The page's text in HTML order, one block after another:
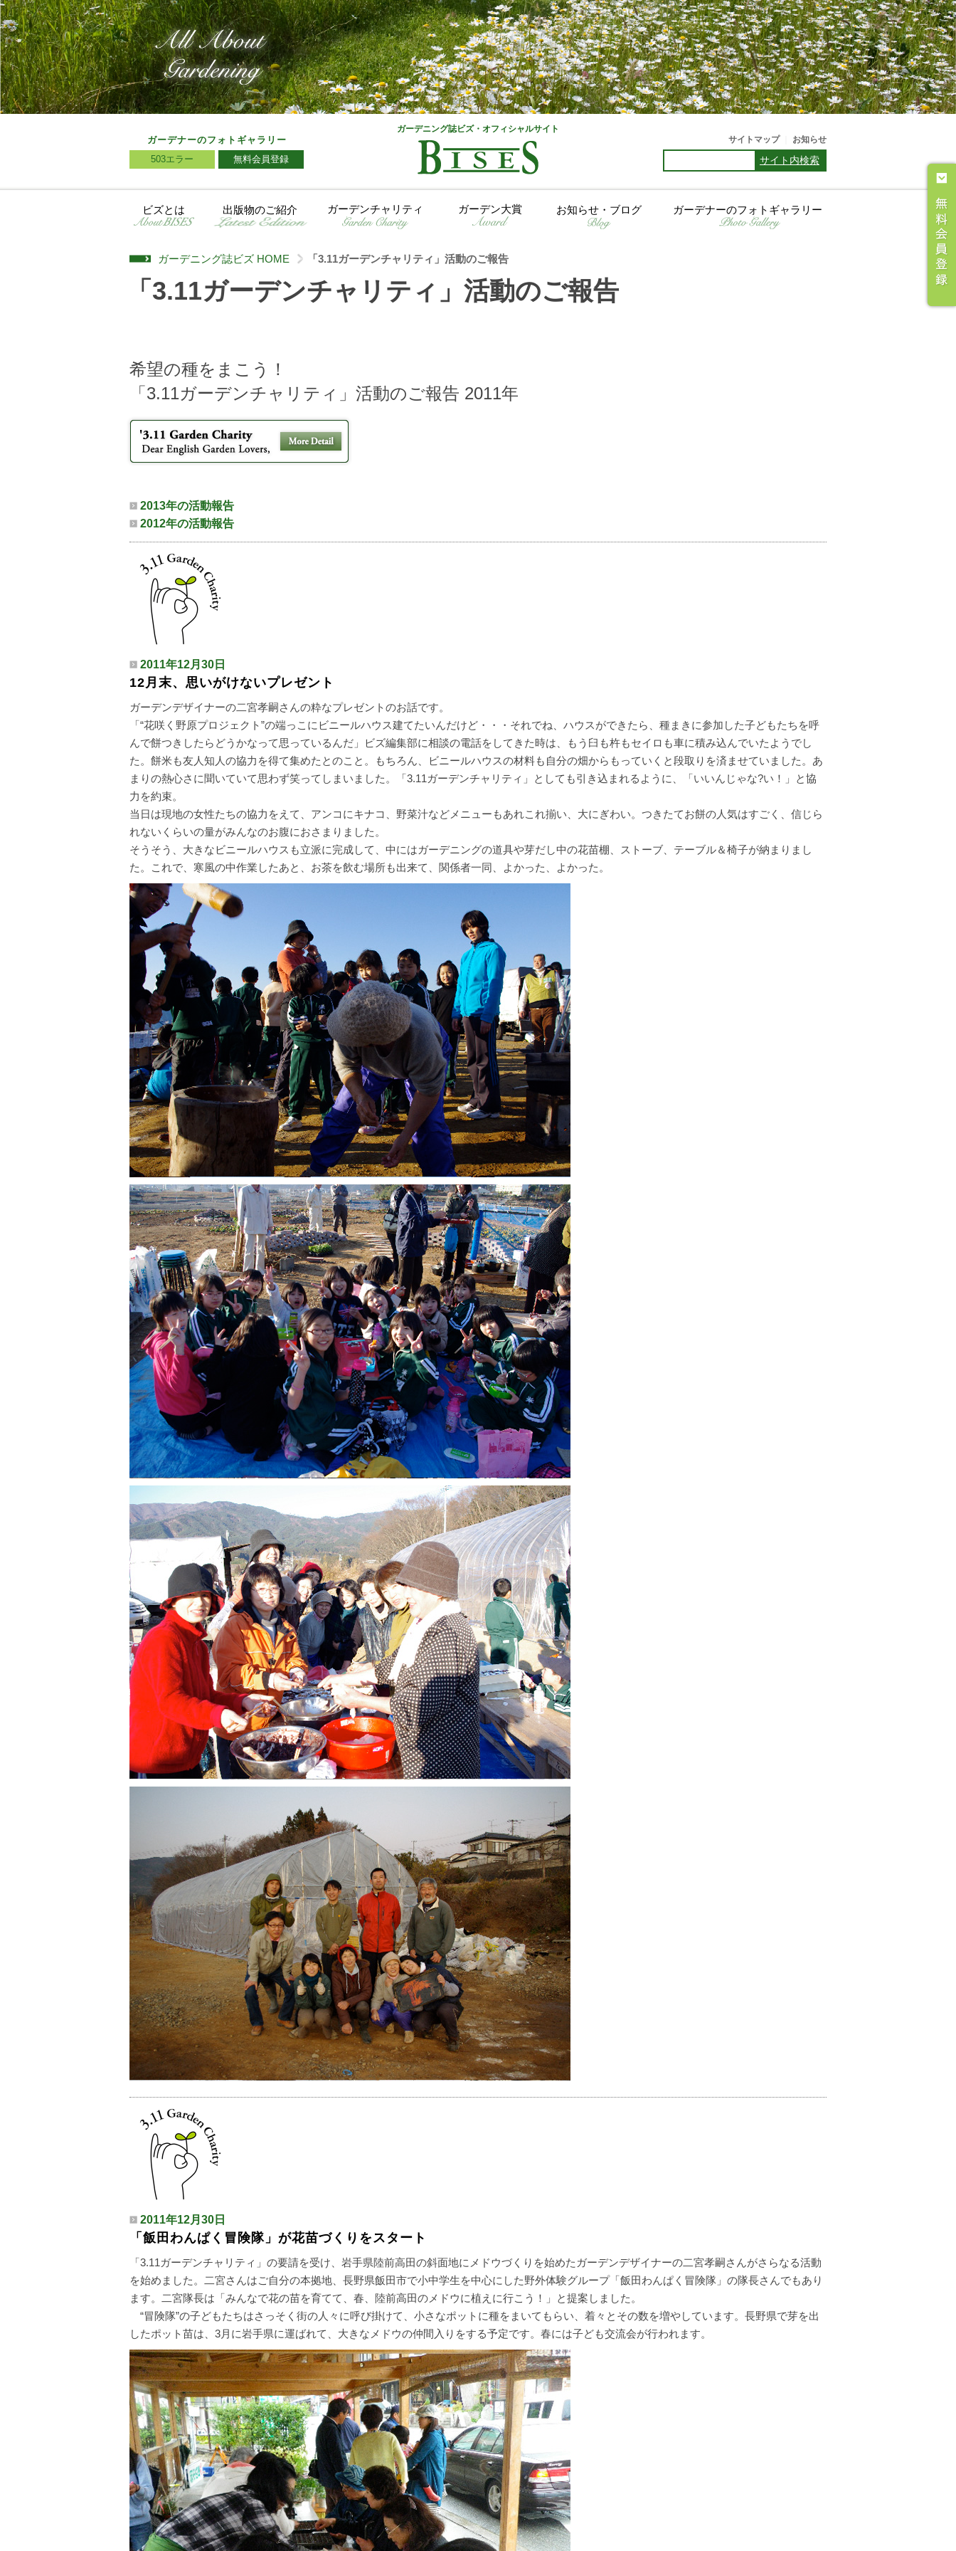
ガーデニング誌ビズ・オフィシャルサイト
ガーデナーのフォトギャラリー
503エラー
無料会員登録
サイトマップ お知らせ
サイト内検索
ビズとは 出版物のご紹介 ガーデンチャリティ ガーデン大賞 お知らせ・ブログ ガーデナーのフォトギャラリー
ガーデニング誌ビズ HOME > 「3.11ガーデンチャリティ」活動のご報告
「3.11ガーデンチャリティ」活動のご報告
希望の種をまこう！
「3.11ガーデンチャリティ」活動のご報告 2011年
2013年の活動報告
2012年の活動報告
2011年12月30日
12月末、思いがけないプレゼント
ガーデンデザイナーの二宮孝嗣さんの粋なプレゼントのお話です。
「“花咲く野原プロジェクト”の端っこにビニールハウス建てたいんだけど・・・それでね、ハウスができたら、種まきに参加した子どもたちを呼
んで餅つきしたらどうかなって思っているんだ」ビズ編集部に相談の電話をしてきた時は、もう臼も杵もセイロも車に積み込んでいたようでし
た。餅米も友人知人の協力を得て集めたとのこと。もちろん、ビニールハウスの材料も自分の畑からもっていくと段取りを済ませていました。あ
まりの熱心さに聞いていて思わず笑ってしまいました。「3.11ガーデンチャリティ」としても引き込まれるように、「いいんじゃな?い！」と協
力を約束。
当日は現地の女性たちの協力をえて、アンコにキナコ、野菜汁などメニューもあれこれ揃い、大にぎわい。つきたてお餅の人気はすごく、信じら
れないくらいの量がみんなのお腹におさまりました。
そうそう、大きなビニールハウスも立派に完成して、中にはガーデニングの道具や芽だし中の花苗棚、ストーブ、テーブル＆椅子が納まりまし
た。これで、寒風の中作業したあと、お茶を飲む場所も出来て、関係者一同、よかった、よかった。
2011年12月30日
「飯田わんぱく冒険隊」が花苗づくりをスタート
「3.11ガーデンチャリティ」の要請を受け、岩手県陸前高田の斜面地にメドウづくりを始めたガーデンデザイナーの二宮孝嗣さんがさらなる活動
を始めました。二宮さんはご自分の本拠地、長野県飯田市で小中学生を中心にした野外体験グループ「飯田わんぱく冒険隊」の隊長さんでもあり
ます。二宮隊長は「みんなで花の苗を育てて、春、陸前高田のメドウに植えに行こう！」と提案しました。
“冒険隊”の子どもたちはさっそく街の人々に呼び掛けて、小さなポットに種をまいてもらい、着々とその数を増やしています。長野県で芽を出
したポット苗は、3月に岩手県に運ばれて、大きなメドウの仲間入りをする予定です。春には子ども交流会が行われます。